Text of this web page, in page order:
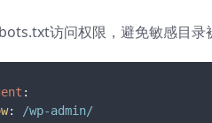
访问权限，避免敏感目录
:
/wp-admin/